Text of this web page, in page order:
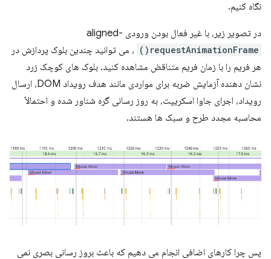
نگاه کنیم.
در تصویر زیر، با غیر فعال بودن ورودی -aligned
requestAnimationFrame()
، می توانید چندین بلوک پردازش در
هر فریم را با زمان فریم متناقض مشاهده کنید. بلوک های کوچک زرد
نشان دهنده آزمایش ضربه برای مواردی مانند هدف رویداد DOM، ارسال
رویداد، اجرای جاوا اسکریپت، به روز رسانی گره شناور شده و احتمالاً
محاسبه مجدد طرح و سبک ها هستند.
پس چرا کارهای اضافی انجام می دهیم که باعث بروز رسانی بصری نمی